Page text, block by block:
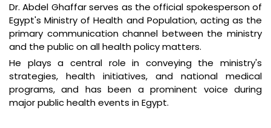
Dr. Abdel Ghaffar serves as the official spokesperson of
Egypt's Ministry of Health and Population, acting as the
primary communication channel between the ministry
and the public on all health policy matters.
He plays a central role in conveying the ministry's
strategies, health initiatives, and national medical
programs, and has been a prominent voice during
major public health events in Egypt.